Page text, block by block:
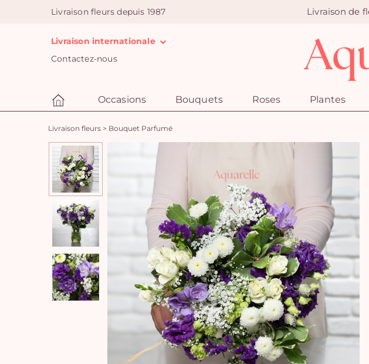
Livraison fleurs depuis 1987 Livraison de
Livraison internationale
Contactez-nous
Occasions Bouquets Roses Plantes
Livraison fleurs > Bouquet Parfumé